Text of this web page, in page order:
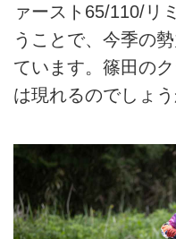
ァースト65/110/リ
うことで、今季の
ています。篠田の
は現れるのでしょう